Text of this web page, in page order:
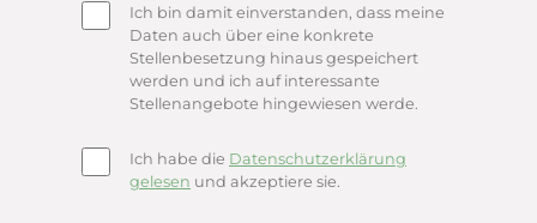
Ich bin damit einverstanden, dass meine
Daten auch über eine konkrete
Stellenbesetzung hinaus gespeichert
werden und ich auf interessante
Stellenangebote hingewiesen werde.
Ich habe die Datenschutzerklärung
gelesen und akzeptiere sie.